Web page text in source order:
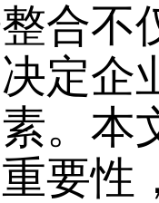
合不
定企
。本
要性